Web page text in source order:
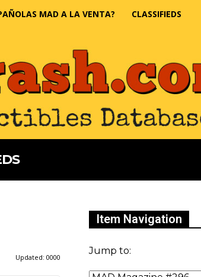
MAD A LA VENTA? CLASSIFIEDS
Updated: 0000
Item Navigation
Jump to: